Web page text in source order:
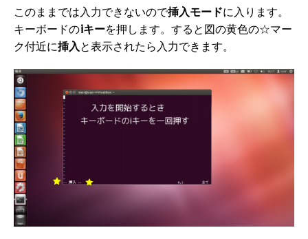
このままでは入力できないので挿入モードに入ります。
キーボードのiキーを押します。すると図の黄色の☆マー
ク付近に挿入 と表示されたら入力できます。